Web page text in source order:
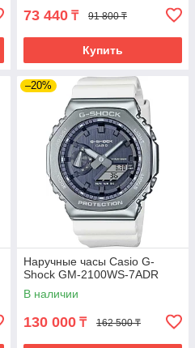
73 440 ₸ 91 800 ₸
Купить
–20%
Наручные часы Casio G-
Shock GM-2100WS-7ADR
В наличии
130 000 ₸ 162 500 ₸